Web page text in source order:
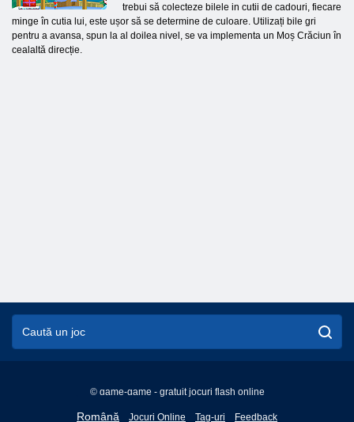
trebui să colecteze bilele in cutii de cadouri, fiecare
minge în cutia lui, este ușor să se determine de culoare. Utilizați bile gri
pentru a avansa, spun la al doilea nivel, se va implementa un Moș Crăciun în
cealaltă direcție.
© game-game - gratuit jocuri flash online
Română
English
Jocuri Online Tag-uri Feedback